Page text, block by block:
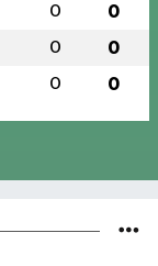
0 0
0 0
0 0